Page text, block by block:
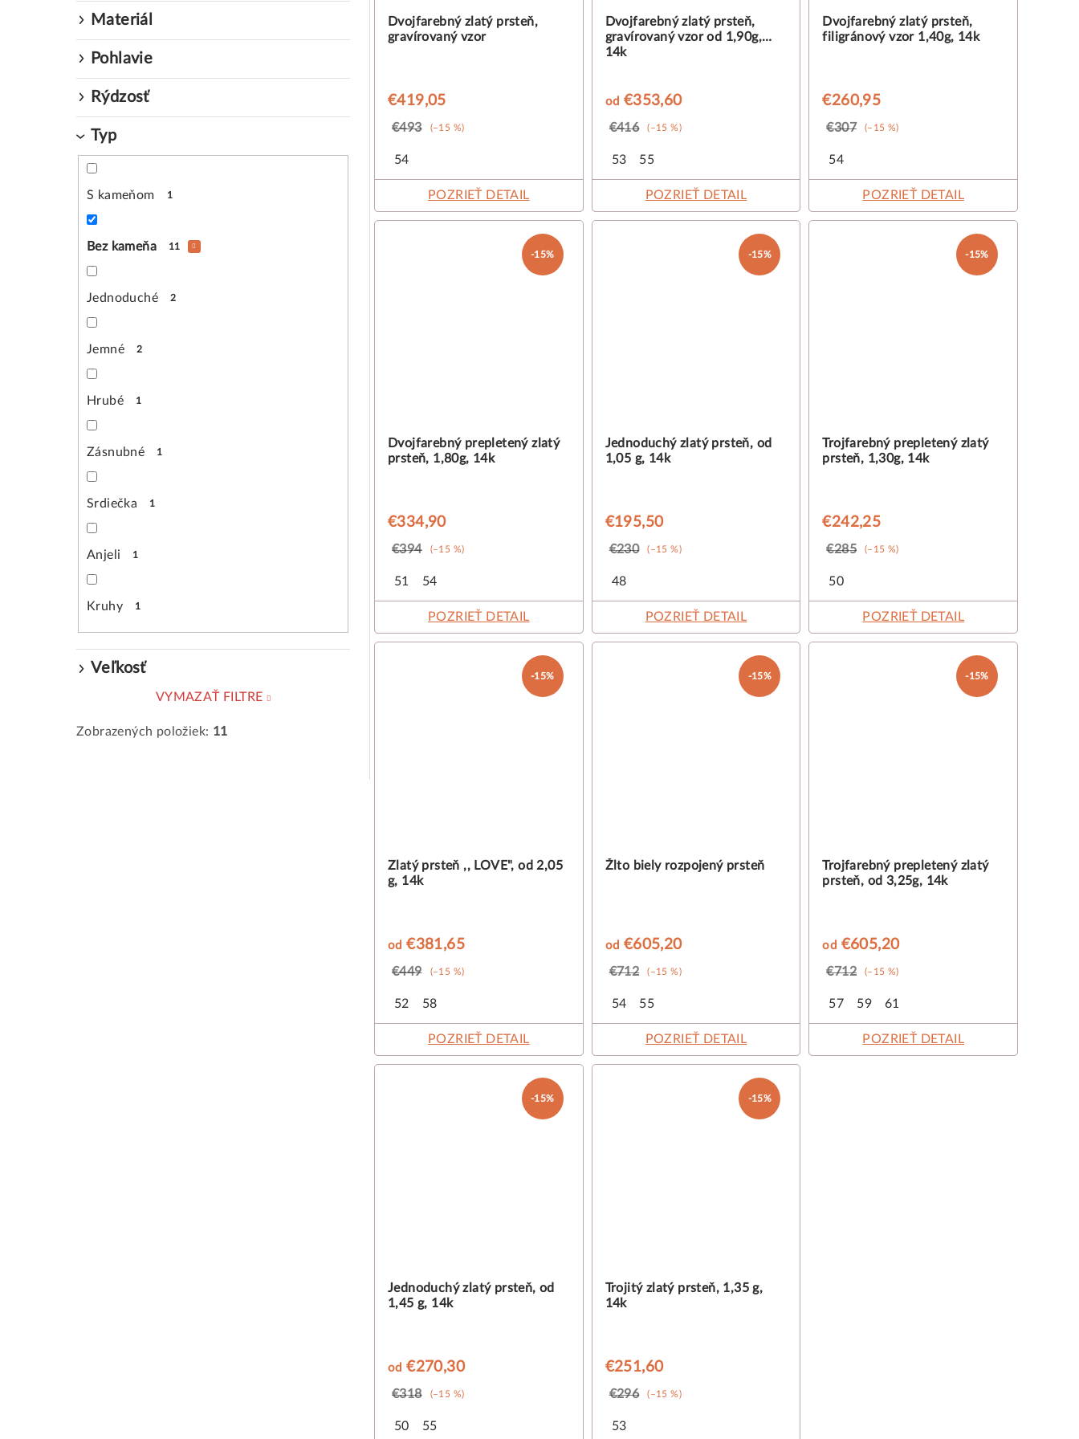
Materiál
Pohlavie
Rýdzosť
Typ
S kameňom 1
Bez kameňa 11
Jednoduché 2
Jemné 2
Hrubé 1
Zásnubné 1
Srdiečka 1
Anjeli 1
Kruhy 1
Veľkosť
VYMAZAŤ FILTRE
Zobrazených položiek: 11
k
o
v
o
d
k
o
v
Dvojfarebný zlatý prsteň,
gravírovaný vzor
€419,05
€493 (–15 %)
54
POZRIEŤ DETAIL
Dvojfarebný zlatý prsteň,
gravírovaný vzor od 1,90g,
14k
od €353,60
€416 (–15 %)
53 55
POZRIEŤ DETAIL
Dvojfarebný zlatý prsteň,
filigránový vzor 1,40g, 14k
€260,95
€307 (–15 %)
54
POZRIEŤ DETAIL
-15%
Dvojfarebný prepletený zlatý
prsteň, 1,80g, 14k
€334,90
€394 (–15 %)
51 54
POZRIEŤ DETAIL
-15%
Jednoduchý zlatý prsteň, od
1,05 g, 14k
€195,50
€230 (–15 %)
48
POZRIEŤ DETAIL
-15%
Trojfarebný prepletený zlatý
prsteň, 1,30g, 14k
€242,25
€285 (–15 %)
50
POZRIEŤ DETAIL
-15%
Zlatý prsteň ,, LOVE", od 2,05
g, 14k
od €381,65
€449 (–15 %)
52 58
POZRIEŤ DETAIL
-15%
Žlto biely rozpojený prsteň
od €605,20
€712 (–15 %)
54 55
POZRIEŤ DETAIL
-15%
Trojfarebný prepletený zlatý
prsteň, od 3,25g, 14k
od €605,20
€712 (–15 %)
57 59 61
POZRIEŤ DETAIL
-15%
Jednoduchý zlatý prsteň, od
1,45 g, 14k
od €270,30
€318 (–15 %)
50 55
-15%
Trojitý zlatý prsteň, 1,35 g,
14k
€251,60
€296 (–15 %)
53